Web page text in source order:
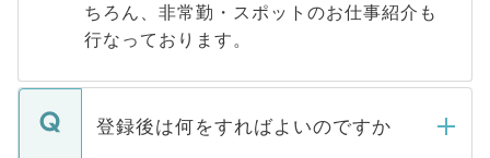
ちろん、非常勤・スポットのお仕事紹介も
行なっております。
登録後は何をすればよいのですか